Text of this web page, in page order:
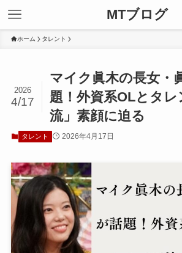
MTブログ
ホーム タレント
マイク眞木の長女・
題！外資系OLとタレ
流」素顔に迫る
2026
4/17
タレント 2026年4月17日